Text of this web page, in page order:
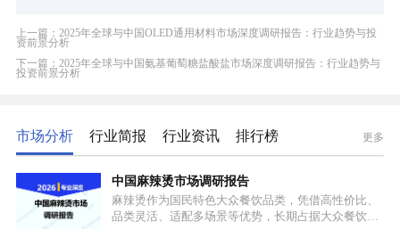
上一篇：2025年全球与中国OLED通用材料市场深度调研报告：行业趋势与投
资前景分析
下一篇：2025年全球与中国氨基葡萄糖盐酸盐市场深度调研报告：行业趋势与
投资前景分析
市场分析 行业简报 行业资讯 排行榜 更多
中国麻辣烫市场调研报告
麻辣烫作为国民特色大众餐饮品类，凭借高性价比、
品类灵活、适配多场景等优势，长期占据大众餐饮重